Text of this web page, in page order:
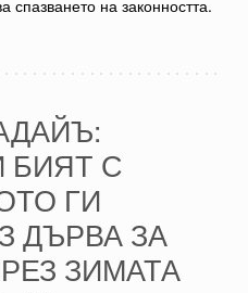
спазването на законността.
БИЯТ С
ГИ
ДЪРВА ЗА
ЗИМАТА